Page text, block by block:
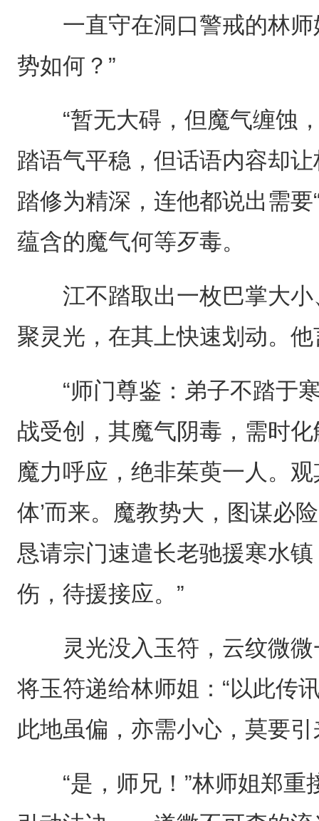
一直守在洞口警戒的林师
势如何？”
“暂无大碍，但魔气缠蚀，
踏语气平稳，但话语内容却
踏修为精深，连他都说出需
蕴含的魔气何等歹毒。
江不踏取出一枚巴掌大小
聚灵光，在其上快速划动。
“师门尊鉴：弟子不踏于寒
战受创，其魔气阴毒，需时
魔力呼应，绝非茱萸一人。
体’而来。魔教势大，图谋必
恳请宗门速遣长老驰援寒水
伤，待援接应。”
灵光没入玉符，云纹微微
将玉符递给林师姐：“以此传
此地虽偏，亦需小心，莫要引
“是，师兄！”林师姐郑重